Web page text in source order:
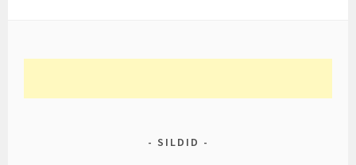
SILDID